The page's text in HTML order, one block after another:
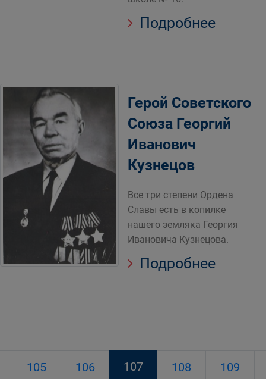
Подробнее
Герой Советского
Союза Георгий
Иванович
Кузнецов
Все три степени Ордена
Славы есть в копилке
нашего земляка Георгия
Ивановича Кузнецова.
Подробнее
105 106 107 108 109